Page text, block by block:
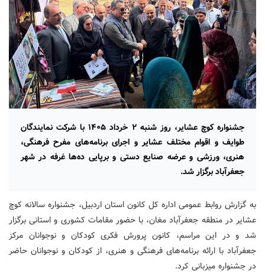
جشنواره کوچ عشایر، روز شنبه ۲ خرداد ۱۴۰۵ با شرکت نمایندگان
طوایف و اقوام مختلف عشایر و اجرای برنامه‌های مفرح فرهنگی،
هنری، ورزشی و عرضه صنایع دستی و برپایی ده‌ها غرفه در شهر
جعفرآباد برگزار شد.‌
به گزارش روابط عمومی اداره کل کانون استان اردبیل، جشنواره سالانه کوچ
عشایر در منطقه جعفرآباد مغان، با حضور مقامات کشوری و استانی برگزار
شد و در این مراسم، کانون پرورش فکری کودکان و نوجوانان مرکز
جعفرآباد با ارائه برنامه‌های فرهنگی و هنری، از کودکان و نوجوانان حاضر
در جشنواره میزبانی کرد.